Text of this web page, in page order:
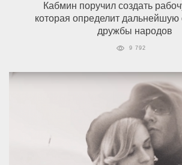
Кабмин поручил создать
которая определит дальнейшую
дружбы народов
9 792